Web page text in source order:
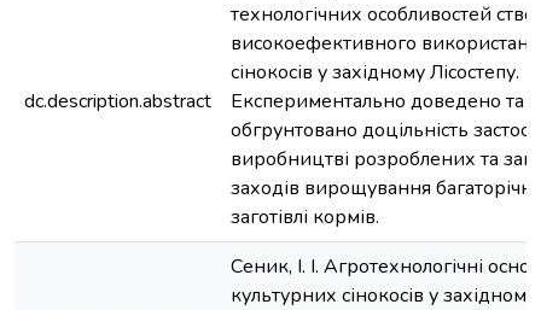
dc.description.abstract
технологічних особливостей
високоефективного
сінокосів у західному Лісостепу.
Експериментально доведено та
обгрунтовано доцільність
виробництві розроблених та
заходів вирощування
заготівлі кормів.
Сеник, І. І. Агротехнологічні
культурних сінокосів у західному